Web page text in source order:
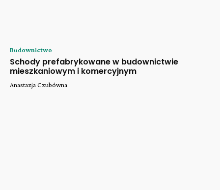
Budownictwo
Schody prefabrykowane w budownictwie
mieszkaniowym i komercyjnym
Anastazja Czubówna